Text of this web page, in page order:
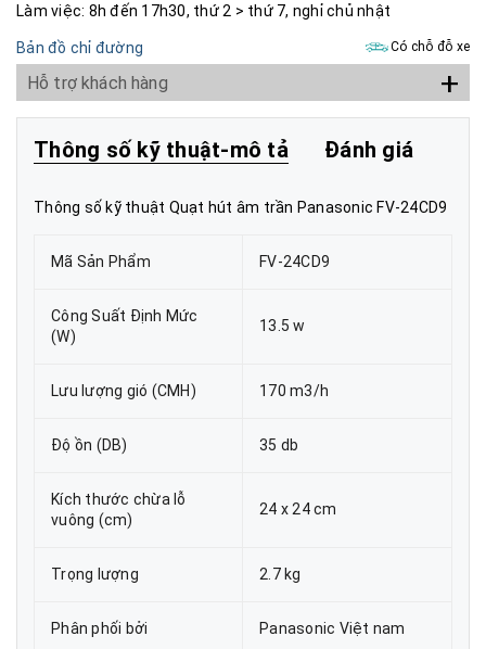
Làm việc: 8h đến 17h30, thứ 2 > thứ 7, nghỉ chủ nhật
Bản đồ chỉ đường Có chỗ đỗ xe
Hỗ trợ khách hàng +
Thông số kỹ thuật-mô tả Đánh giá
Thông số kỹ thuật Quạt hút âm trần Panasonic FV-24CD9
Mã Sản Phẩm FV-24CD9
Công Suất Định Mức
(W)
13.5 w
Lưu lượng gió (CMH) 170 m3/h
Độ ồn (DB) 35 db
Kích thước chừa lỗ
vuông (cm)
24 x 24 cm
Trọng lượng 2.7 kg
Phân phối bởi Panasonic Việt nam